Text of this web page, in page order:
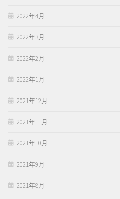
2022年4月
2022年3月
2022年2月
2022年1月
2021年12月
2021年11月
2021年10月
2021年9月
2021年8月